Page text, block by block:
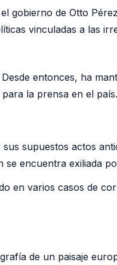
de Otto
vinculadas a las
Desde entonces, ha
la prensa en el país.
supuestos actos
encuentra exiliada
en varios casos de
de un paisaje